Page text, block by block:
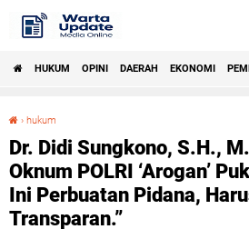
HUKUM OPINI DAERAH EKONOMI
› hukum
Dr. Didi Sungkono, S.H.,
Oknum POLRI ‘Arogan’
Ini Perbuatan Pidana,
Transparan.”